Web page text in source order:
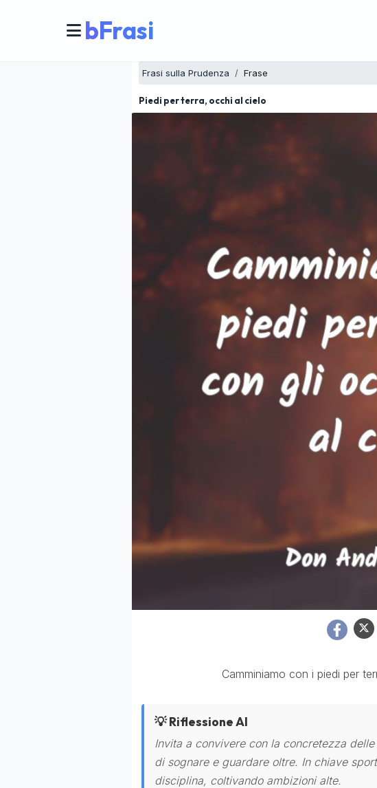
bFrasi
Frasi sulla Prudenza Frase
Piedi per terra, occhi al cielo
Camminiamo con i piedi per
💡 Riflessione AI
Invita a convivere con la concretezza
di sognare e guardare oltre. In chiave
disciplina, coltivando ambizioni alte.